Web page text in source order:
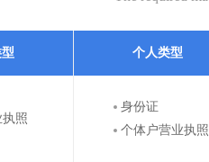
个人类型
照
身份证
个体户营业执照